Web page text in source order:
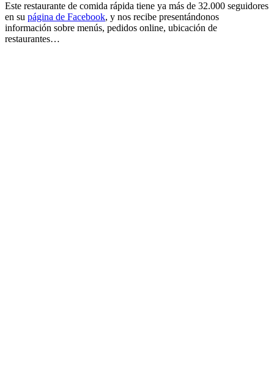
Este restaurante de comida rápida tiene ya más de 32.000 seguidores
en su página de Facebook, y nos recibe presentándonos
información sobre menús, pedidos online, ubicación de
restaurantes…